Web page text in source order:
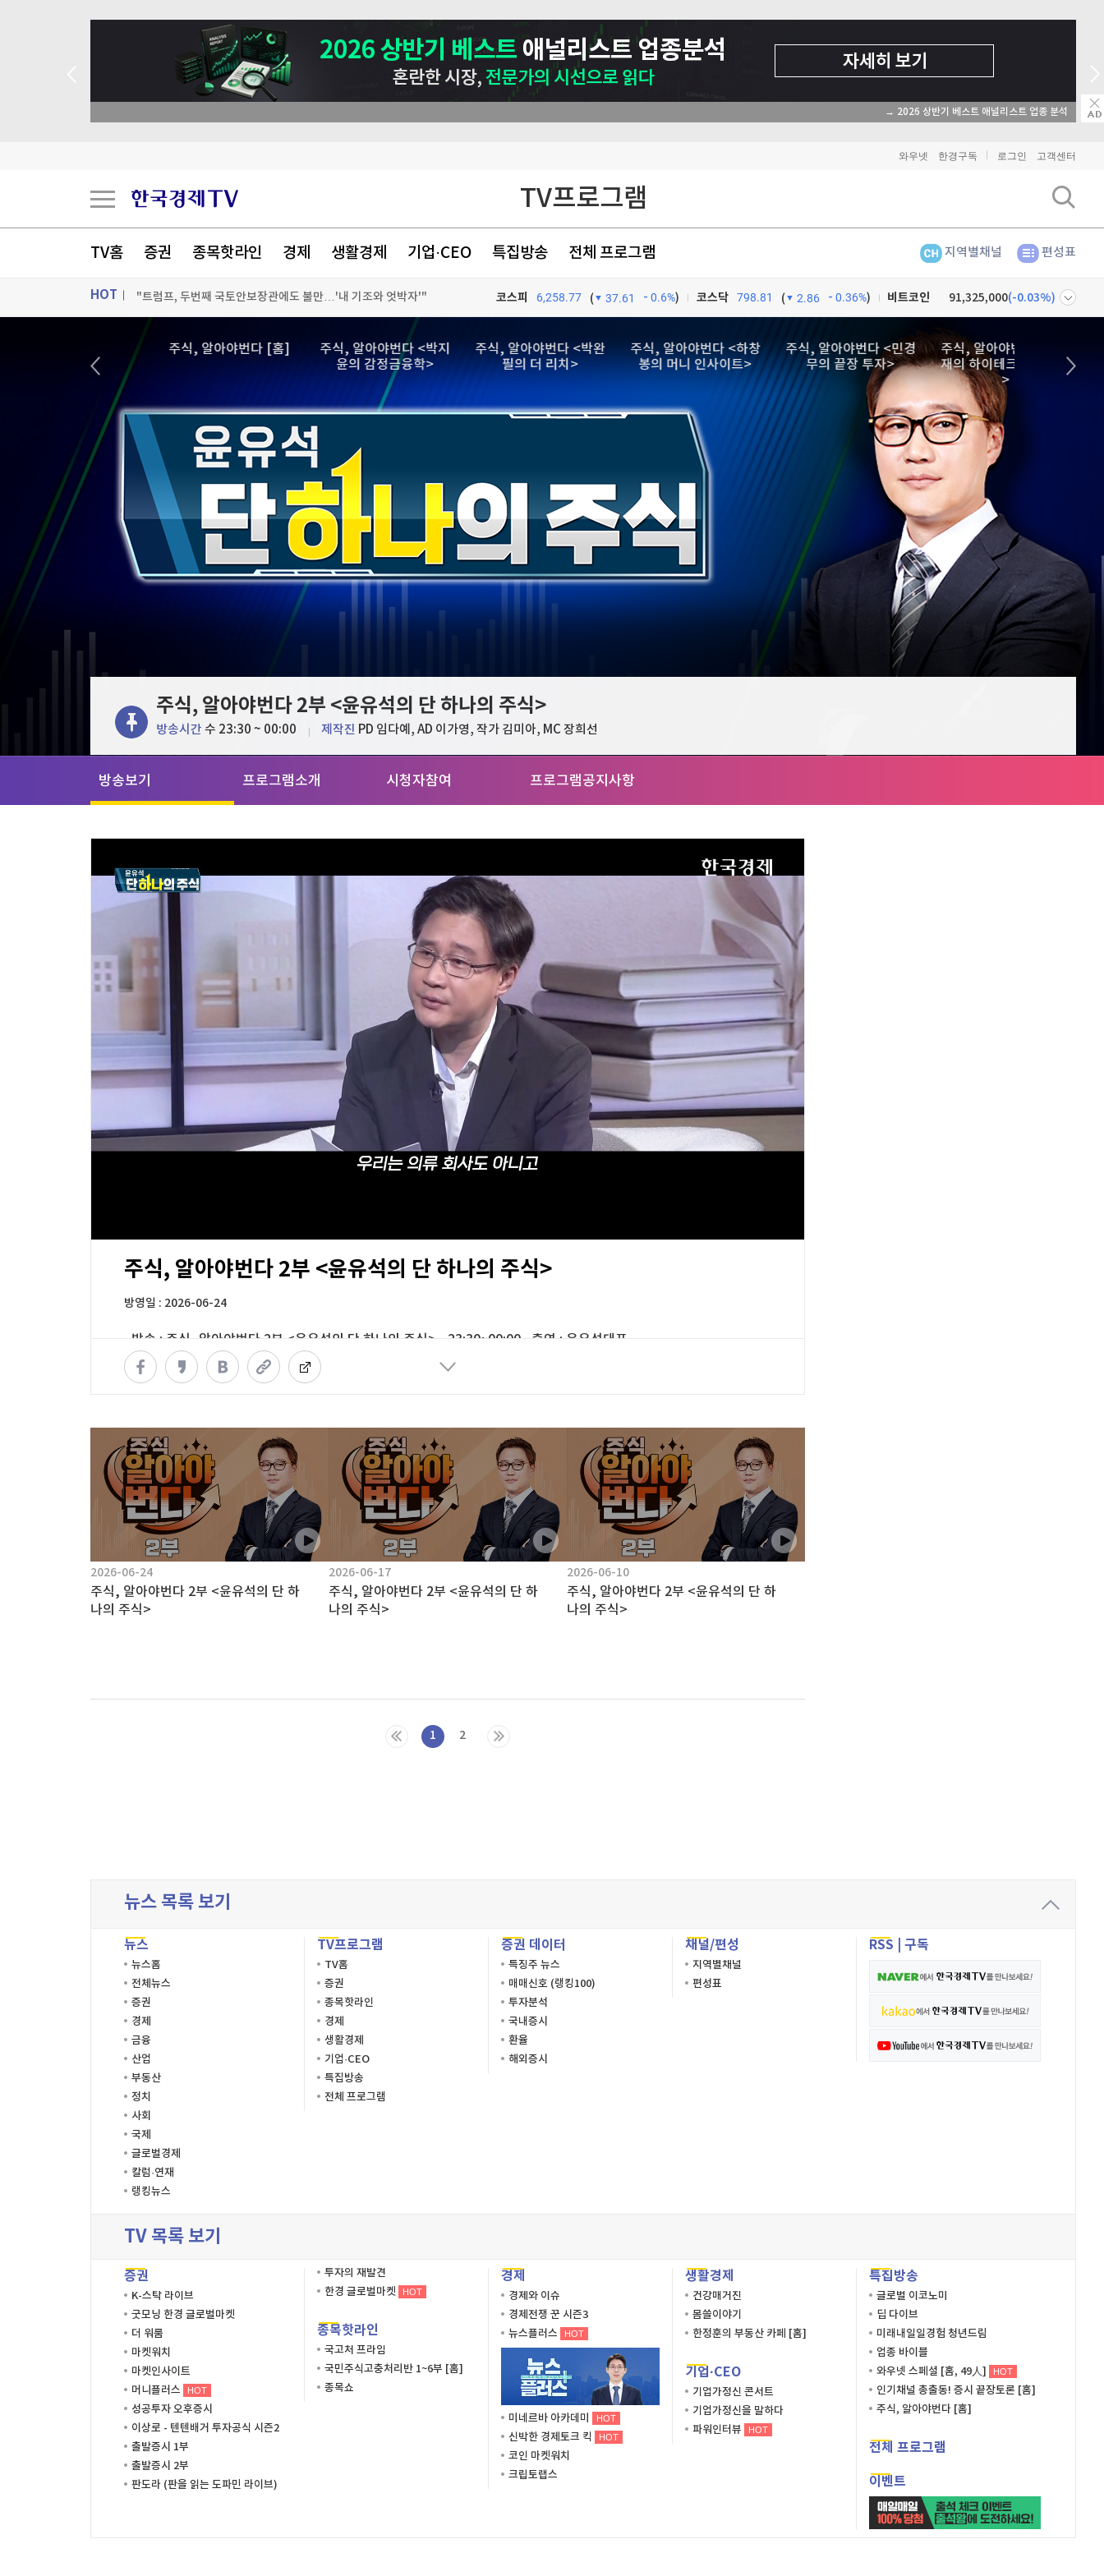
→ 2026 상반기 베스트 애널리스트 업종 분석
와우넷 한경구독 로그인 고객센터
TV프로그램
TV홈 증권 종목핫라인 경제 생활경제 기업·CEO 특집방송 전체 프로그램 지역별채널 편성표
HOT "트럼프, 두번째 국토안보장관에도 불만…'내 기조와 엇박자'"
에코프로비엠, 1.2조 유증 자진정정…"니켈 제련소 내년 3월 완공"
세계 최고령 도전 119세…"장수 비결? 일하고 건강하게 먹는 것"
태평양 섬나라들 "이달말 정상회의에 대만 참석"…중국 반발할듯
[포토+] 박정민, '멋짐 가득한 모습~'
"나야, '흑백요리사' 시즌3"
[온에어] 몸쓸이야기
"트럼프, 두번째 국토안보장관에도 불만…'내 기조와 엇박자'"
"트럼프, 두번째 국토안보장관에도 불만…'내 기조와 엇박자'"
코스피 6,258.77 ( 37.61 0.6%) 코스닥 798.81 ( 2.86 0.36%) 비트코인 91,325,000(-0.03%)
리플 1,462(
비트코인 캐시 304,500(
이오스 896
비트코인 골드 1,313
퀀텀 925(
이더리움 클래식 9,140( )
비트코인 91,325,000 (-0.03%)
ON AIR
한국경제TV
머니팜 모닝라이브
굿모닝 작전
오늘장 뭐사지?
[오후5시] 뉴스플러스
온로드 (ON ROAD) 인사이트
뉴스
전체뉴스
증권
경제
금융
부동산
사회
글로벌경제
칼럼·연재
랭킹뉴스
TV프로그램
종목핫라인
기업·CEO
특집방송
전체 프로그램
와우넷
추천 상품
오늘의 특징주
수익후기
주식창
홈
AI추천
마켓이슈
이벤트
부동산/세무
[모집-3기-] 돈버는 트레이딩 투자 북클럽
증권 데이터
투자분석
국내증시
환율
채널/편성
주식, 알아야번다 [홈]
주식, 알아야번다 <박지
윤의 감정금융학>
주식, 알아야번다 <박완
필의 더 리치>
주식, 알아야번다 <하창
봉의 머니 인사이트>
주식, 알아야번다 <민경
무의 끝장 투자>
주식, 알아야번다 <김민
재의 하이테크 하이리턴
>
주식, 알아야번다 2부 <윤유석의 단 하나의 주식>
방송시간 수 23:30 ~ 00:00 제작진 PD 임다예, AD 이가영, 작가 김미아, MC 장희선
방송보기 프로그램소개 시청자참여 프로그램공지사항
00:09 27:21
설명
주식, 알아야번다 2부 <윤유석의 단 하나의 주식>
방영일 : 2026-06-24
· 방송 : 주식, 알아야번다 2부 <윤유석의 단 하나의 주식> , 23:30~00:00 · 출연 : 윤유석대표
※ 영상 문의는webmaster@wowtv.co.kr
로 해주시기 바랍니다.
※ 안정적인 시청을 위해 HTML5가 지원되는 Chrome, Firefox 브라우저 사용을 권장합니다.
2026-06-24
주식, 알아야번다 2부 <윤유석의 단 하
나의 주식>
2026-06-17
주식, 알아야번다 2부 <윤유석의 단 하
나의 주식>
2026-06-10
주식, 알아야번다 2부 <윤유석의 단 하
나의 주식>
1 2
뉴스 목록 보기
뉴스
뉴스홈
전체뉴스
증권
경제
금융
산업
부동산
정치
사회
국제
글로벌경제
칼럼·연재
랭킹뉴스
TV프로그램
TV홈
증권
종목핫라인
경제
생활경제
기업·CEO
특집방송
전체 프로그램
증권 데이터
특징주 뉴스
매매신호 (랭킹100)
투자분석
국내증시
환율
해외증시
채널/편성
지역별채널
편성표
RSS 구독
TV 목록 보기
증권
K-스탁 라이브
굿모닝 한경 글로벌마켓
더 워룸
마켓워치
마켓인사이트
머니플러스
HOT
성공투자 오후증시
이상로 - 텐텐배거 투자공식 시즌2
출발증시 1부
출발증시 2부
판도라 (판을 읽는 도파민 라이브)
투자의 재발견
한경 글로벌마켓
HOT
종목핫라인
국고처 프라임
국민주식고충처리반 1~6부 [홈]
종목쇼
경제
경제와 이슈
경제전쟁 꾼 시즌3
뉴스플러스
HOT
미네르바 아카데미 HOT
신박한 경제토크 킥 HOT
코인 마켓워치
크립토랩스
생활경제
건강매거진
몸쓸이야기
한정훈의 부동산 카페 [홈]
기업·CEO
기업가정신 콘서트
기업가정신을 말하다
파워인터뷰
HOT
특집방송
글로벌 이코노미
딥 다이브
미래내일일경험 청년드림
업종 바이블
와우넷 스페셜 [홈, 49人]
HOT
인기채널 총출동! 증시 끝장토론 [홈]
주식, 알아야번다 [홈]
전체 프로그램
이벤트